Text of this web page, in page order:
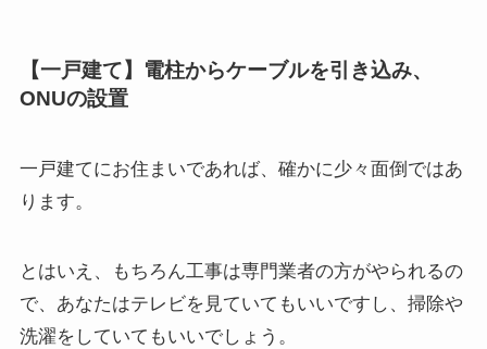
【一戸建て】電柱からケーブルを引き込み、
ONUの設置
一戸建てにお住まいであれば、確かに少々面倒ではあ
ります。
とはいえ、もちろん工事は専門業者の方がやられるの
で、あなたはテレビを見ていてもいいですし、掃除や
洗濯をしていてもいいでしょう。